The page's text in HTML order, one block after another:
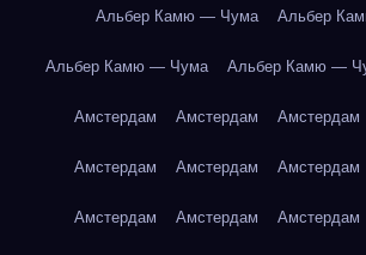
Альбер Камю — Чума Альбер
Альбер Камю — Чума Альбер Камю —
Амстердам Амстердам Амстердам
Амстердам Амстердам Амстердам
Амстердам Амстердам Амстердам